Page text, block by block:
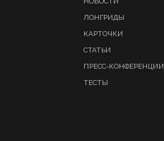
ЛОНГРИДЫ
КАРТОЧКИ
СТАТЬИ
ПРЕСС-КОНФЕРЕНЦИИ
ТЕСТЫ